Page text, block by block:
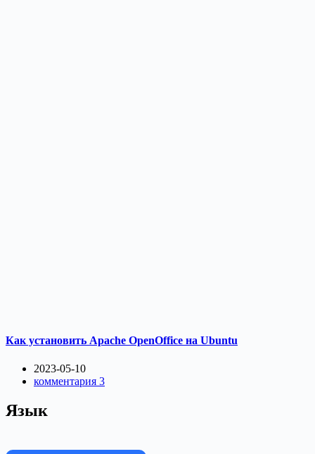
Как установить Apache OpenOffice на Ubuntu
2023-05-10
комментария 3
Язык